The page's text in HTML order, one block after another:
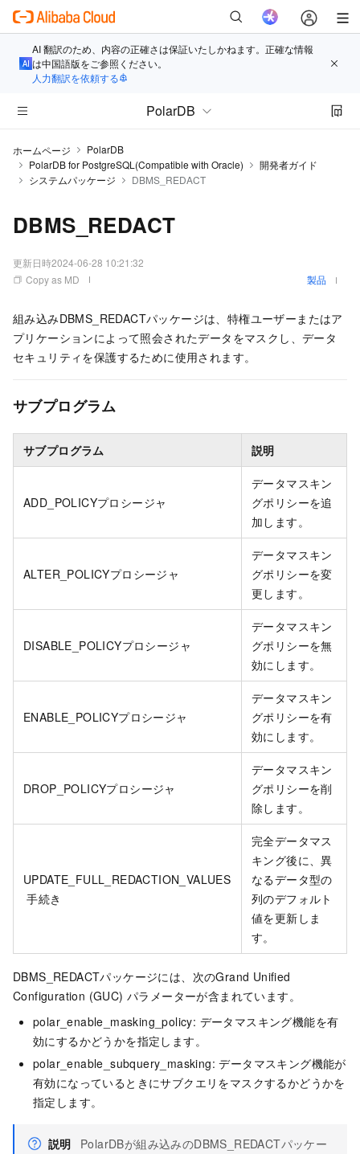
AI 翻訳のため、内容の正確さは保証いたしかねます。正確な情報
は中国語版をご参照ください。
人力翻訳を依頼する
PolarDB
ホームページ
PolarDB
PolarDB for PostgreSQL(Compatible with Oracle)
開発者ガイド
システムパッケージ
DBMS_REDACT
DBMS_REDACT
更新日時2024-06-28 10:21:32
Copy as MD
製品
組み込みDBMS_REDACTパッケージは、特権ユーザーまたはア
プリケーションによって照会されたデータをマスクし、データ
セキュリティを保護するために使用されます。
サブプログラム
サブプログラム 説明
ADD_POLICYプロシージャ
データマスキン
グポリシーを追
加します。
ALTER_POLICYプロシージャ
データマスキン
グポリシーを変
更します。
DISABLE_POLICYプロシージャ
データマスキン
グポリシーを無
効にします。
ENABLE_POLICYプロシージャ
データマスキン
グポリシーを有
効にします。
DROP_POLICYプロシージャ
データマスキン
グポリシーを削
除します。
UPDATE_FULL_REDACTION_VALUES
手続き
完全データマス
キング後に、異
なるデータ型の
列のデフォルト
値を更新しま
す。
DBMS_REDACTパッケージには、次のGrand Unified
Configuration (GUC) パラメーターが含まれています。
polar_enable_masking_policy: データマスキング機能を有
効にするかどうかを指定します。
polar_enable_subquery_masking: データマスキング機能が
有効になっているときにサブクエリをマスクするかどうかを
指定します。
説明 PolarDBが組み込みのDBMS_REDACTパッケー